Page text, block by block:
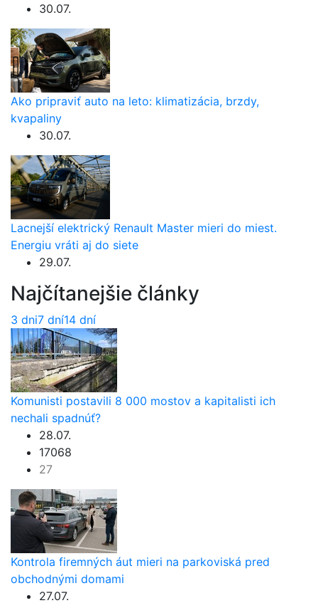
30.07.
Ako pripraviť auto na leto: klimatizácia, brzdy,
kvapaliny
30.07.
Lacnejší elektrický Renault Master mieri do miest.
Energiu vráti aj do siete
29.07.
Najčítanejšie články
3 dni7 dní14 dní
Komunisti postavili 8 000 mostov a kapitalisti ich
nechali spadnúť?
28.07.
17068
27
Kontrola firemných áut mieri na parkoviská pred
obchodnými domami
27.07.